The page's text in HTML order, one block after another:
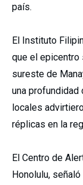
país.
El Instituto
que el
sureste de
una
locales
réplicas en la
El Centro de
Honolulu,